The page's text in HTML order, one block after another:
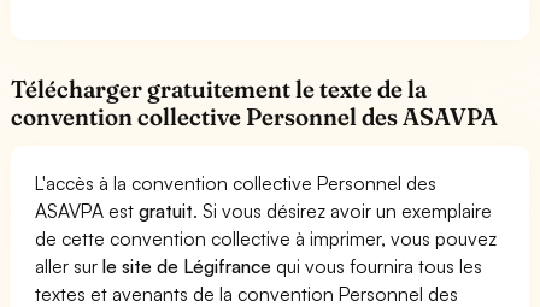
Télécharger gratuitement le texte de la
convention collective Personnel des ASAVPA
L'accès à la convention collective Personnel des
ASAVPA estgratuit. Si vous désirez avoir un exemplaire
de cette convention collective à imprimer, vous pouvez
aller surle site de Légifrance qui vous fournira tous les
textes et avenants de la convention Personnel des